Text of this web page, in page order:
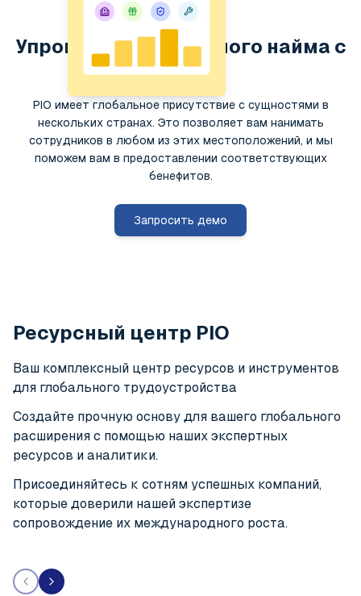
Упрощение глобального найма с
PIO
PIO имеет глобальное присутствие с сущностями в
нескольких странах. Это позволяет вам нанимать
сотрудников в любом из этих местоположений, и мы
поможем вам в предоставлении соответствующих
бенефитов.
Запросить демо
Ресурсный центр PIO
Ваш комплексный центр ресурсов и инструментов
для глобального трудоустройства
Создайте прочную основу для вашего глобального
расширения с помощью наших экспертных
ресурсов и аналитики.
Присоединяйтесь к сотням успешных компаний,
которые доверили нашей экспертизе
сопровождение их международного роста.